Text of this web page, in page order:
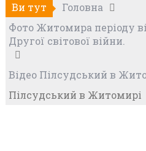
Ви тут
Головна
Фото Житомира періоду
Другої світової війни.
Відео Пілсудський в
Пілсудський в Житомирі